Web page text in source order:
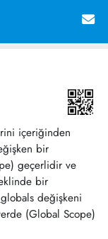
içeriğinden
bir
geçerlidir ve
bir
değişkeni
(Global Scope)